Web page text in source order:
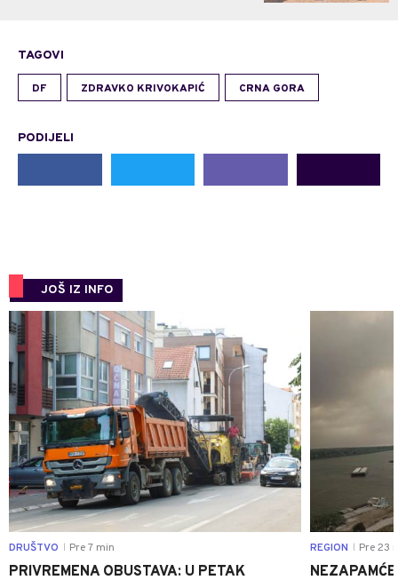
TAGOVI
DF ZDRAVKO KRIVOKAPIĆ CRNA GORA
PODIJELI
JOŠ IZ INFO
DRUŠTVO Pre 7 min
PRIVREMENA OBUSTAVA: U PETAK
REGION Pre 23